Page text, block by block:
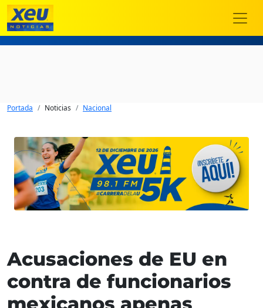
Portada Noticias Nacional
Acusaciones de EU en
contra de funcionarios